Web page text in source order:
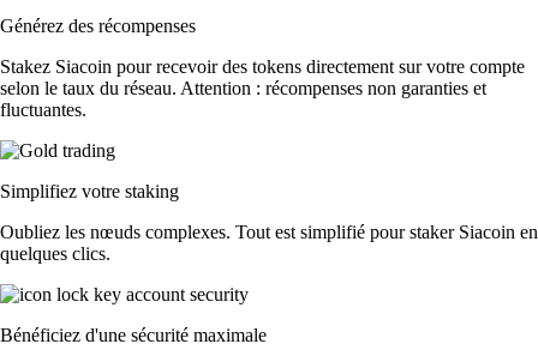
Générez des récompenses
Stakez Siacoin pour recevoir des tokens directement sur votre compte
selon le taux du réseau. Attention : récompenses non garanties et
fluctuantes.
Simplifiez votre staking
Oubliez les nœuds complexes. Tout est simplifié pour staker Siacoin en
quelques clics.
Bénéficiez d'une sécurité maximale